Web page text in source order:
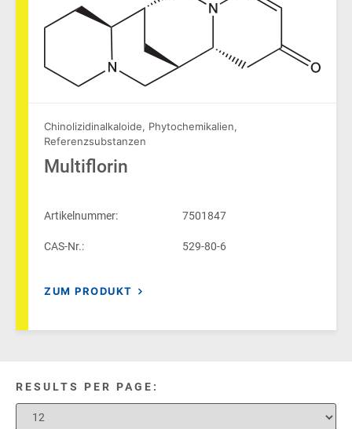
Chinolizidinalkaloide, Phytochemikalien,
Referenzsubstanzen
Multiflorin
Artikelnummer: 7501847
CAS-Nr.: 529-80-6
ZUM PRODUKT
RESULTS PER PAGE: